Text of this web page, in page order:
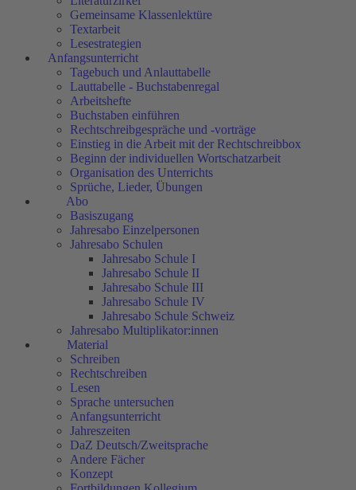
Gemeinsame Klassenlektüre
Textarbeit
Lesestrategien
Anfangsunterricht
Tagebuch und Anlauttabelle
Lauttabelle - Buchstabenregal
Arbeitshefte
Buchstaben einführen
Rechtschreibgespräche und -vorträge
Einstieg in die Arbeit mit der Rechtschreibbox
Beginn der individuellen Wortschatzarbeit
Organisation des Unterrichts
Sprüche, Lieder, Übungen
Abo
Basiszugang
Jahresabo Einzelpersonen
Jahresabo Schulen
Jahresabo Schule I
Jahresabo Schule II
Jahresabo Schule III
Jahresabo Schule IV
Jahresabo Schule Schweiz
Jahresabo Multiplikator:innen
Material
Schreiben
Rechtschreiben
Lesen
Sprache untersuchen
Anfangsunterricht
Jahreszeiten
DaZ Deutsch/Zweitsprache
Andere Fächer
Konzept